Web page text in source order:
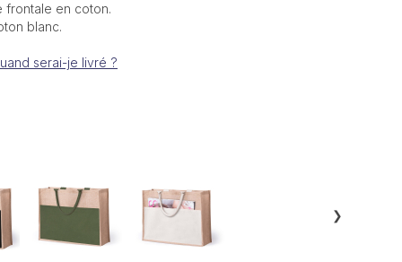
frontale en coton.
blanc.
serai-je livré ?
❯